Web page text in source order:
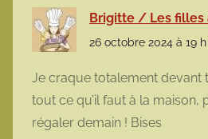
Brigitte / Les filles
26 octobre 2024 à 19
Je craque totalement devant
tout ce qu’il faut à la maison,
régaler demain ! Bises